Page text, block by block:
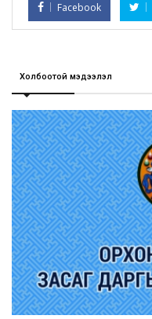
Facebook
Холбоотой мэдээлэл